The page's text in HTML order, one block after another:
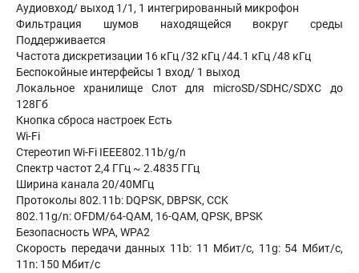
Аудиовход/ выход 1/1, 1 интегрированный микрофон
Фильтрация шумов находящейся вокруг среды
Поддерживается
Частота дискретизации 16 кГц /32 кГц /44.1 кГц /48 кГц
Беспокойные интерфейсы 1 вход/ 1 выход
Локальное хранилище Слот для microSD/SDHC/SDXC до
128Гб
Кнопка сброса настроек Есть
Wi-Fi
Стереотип Wi-Fi IEEE802.11b/g/n
Спектр частот 2,4 ГГц ~ 2.4835 ГГц
Ширина канала 20/40МГц
Протоколы 802.11b: DQPSK, DBPSK, CCK
802.11g/n: OFDM/64-QAM, 16-QAM, QPSK, BPSK
Безопасность WPA, WPA2
Скорость передачи данных 11b: 11 Мбит/с, 11g: 54 Мбит/с,
11n: 150 Мбит/с